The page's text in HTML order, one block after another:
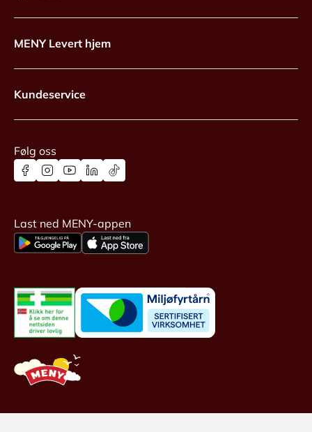
MENY Levert hjem
Kundeservice
Følg oss
Last ned MENY-appen